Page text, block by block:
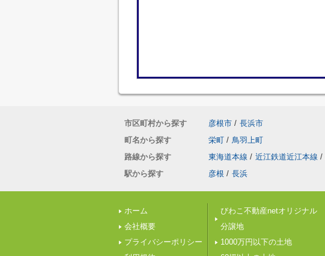
市区町村から探す 彦根市 / 長浜市
町名から探す
栄町 / 鳥羽上町
路線から探す
東海道本線 / 近江鉄道近江本線 /
駅から探す
彦根 / 長浜
ホーム
会社概要
プライバシーポリシー
びわこ不動産netオリジナル
分譲地
1000万円以下の土地